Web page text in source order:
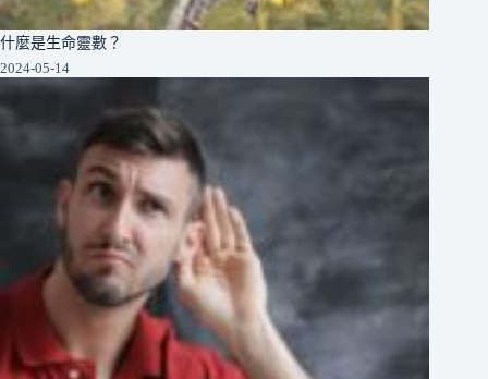
什麼是生命靈數？
2024-05-14